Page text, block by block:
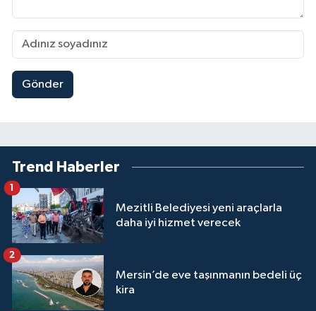
Gönder
Trend Haberler
Mezitli Belediyesi yeni araçlarla
daha iyi hizmet verecek
1
Mersin’de eve taşınmanın bedeli üç
kira
2